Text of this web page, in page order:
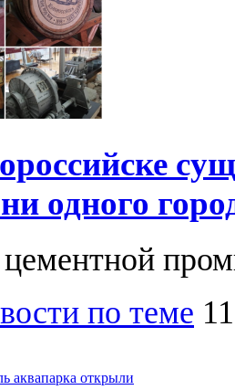
одного
по теме
аквапарка открыли